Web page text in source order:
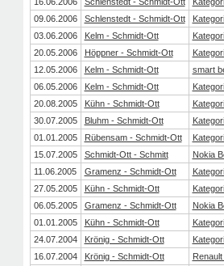
09.06.2006
Schlenstedt - Schmidt-Ott
03.06.2006
Kelm - Schmidt-Ott
20.05.2006
Höppner - Schmidt-Ott
12.05.2006
Kelm - Schmidt-Ott
smart
06.05.2006
Kelm - Schmidt-Ott
20.08.2005
Kühn - Schmidt-Ott
30.07.2005
Bluhm - Schmidt-Ott
01.01.2005
Rübensam - Schmidt-Ott
15.07.2005
Schmidt-Ott - Schmitt
Nokia
11.06.2005
Gramenz - Schmidt-Ott
27.05.2005
Kühn - Schmidt-Ott
06.05.2005
Gramenz - Schmidt-Ott
Nokia
01.01.2005
Kühn - Schmidt-Ott
24.07.2004
Krönig - Schmidt-Ott
16.07.2004
Krönig - Schmidt-Ott